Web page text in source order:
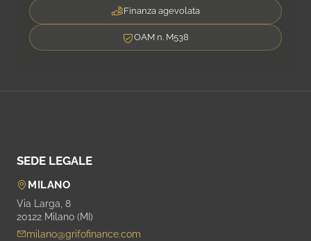
Finanza agevolata
OAM n. M538
SEDE LEGALE
MILANO
Via Larga, 8
20122 Milano (MI)
milano@grifofinance.com